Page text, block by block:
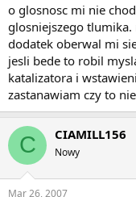
o glosnosc mi nie
glosniejszego
dodatek oberwal mi
jesli bede to robil
katalizatora i
zastanawiam czy to
C CIAMILL156
Nowy
Mar 26, 2007